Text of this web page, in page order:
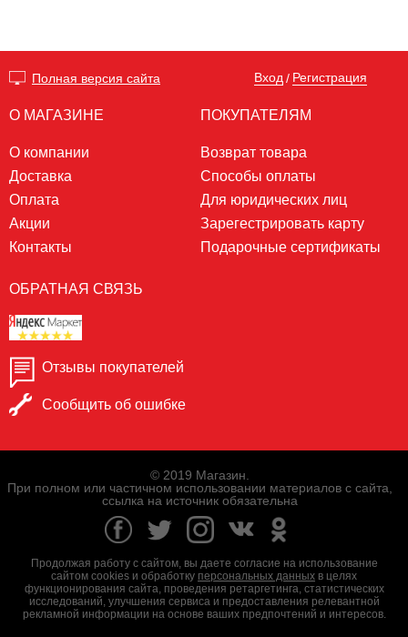
Полная версия сайта Вход / Регистрация
О МАГАЗИНЕ
О компании
Доставка
Оплата
Акции
Контакты
ПОКУПАТЕЛЯМ
Возврат товара
Способы оплаты
Для юридических лиц
Зарегестрировать карту
Подарочные сертификаты
ОБРАТНАЯ СВЯЗЬ
Отзывы покупателей
Сообщить об ошибке
© 2019 Магазин.
При полном или частичном использовании материалов с сайта,
ссылка на источник обязательна
Продолжая работу с сайтом, вы даете согласие на использование
сайтом cookies и обработку персональных данных в целях
функционирования сайта, проведения ретаргетинга, статистических
исследований, улучшения сервиса и предоставления релевантной
рекламной информации на основе ваших предпочтений и интересов.